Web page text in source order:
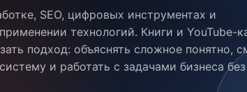
SEO, цифровых инструментах и
технологий. Книги и YouTube-
подход: объяснять сложное понятно,
и работать с задачами бизнеса